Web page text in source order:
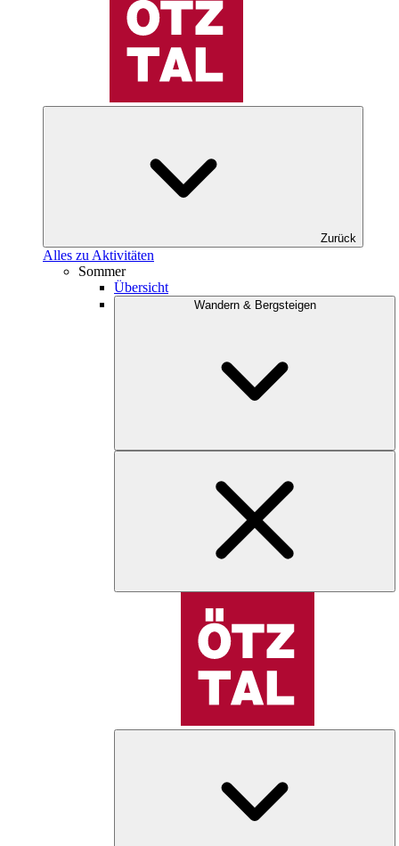
Zurück
Alles zu Aktivitäten
Sommer
Übersicht
Wandern & Bergsteigen